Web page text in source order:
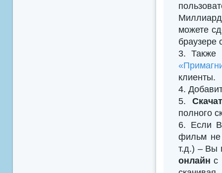
можете
браузере
3. Также
клиенты.
4.
5.
полного
6. Если
фильм не
т.д.) – Вы
онлайн с